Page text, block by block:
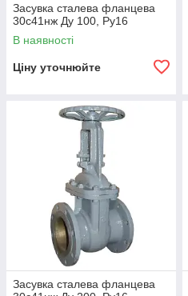
Засувка сталева фланцева
30с41нж Ду 100, Ру16
В наявності
Ціну уточнюйте
Засувка сталева фланцева